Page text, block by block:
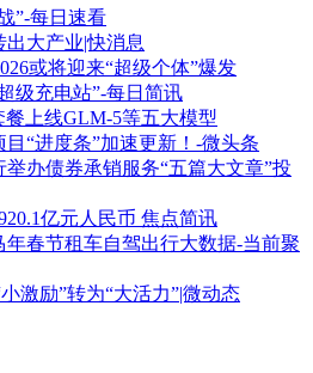
”-每日速看
大产业|快消息
或将迎来“超级个体”爆发
级充电站”-每日简讯
餐上线GLM-5等五大模型
“进度条”加速更新！-微头条
办债券承销服务“五篇大文章”投
亿元人民币 焦点简讯
年春节租车自驾出行大数据-当前聚
激励”转为“大活力”|微动态